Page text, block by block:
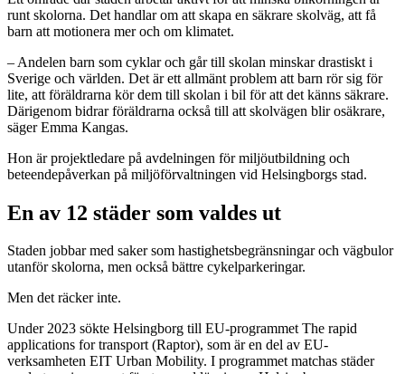
runt skolorna. Det handlar om att skapa en säkrare skolväg, att få
barn att motionera mer och om klimatet.
– Andelen barn som cyklar och går till skolan minskar drastiskt i
Sverige och världen. Det är ett allmänt problem att barn rör sig för
lite, att föräldrarna kör dem till skolan i bil för att det känns säkrare.
Därigenom bidrar föräldrarna också till att skolvägen blir osäkrare,
säger Emma Kangas.
Hon är projektledare på avdelningen för miljöutbildning och
beteendepåverkan på miljöförvaltningen vid Helsingborgs stad.
En av 12 städer som valdes ut
Staden jobbar med saker som hastighetsbegränsningar och vägbulor
utanför skolorna, men också bättre cykelparkeringar.
Men det räcker inte.
Under 2023 sökte Helsingborg till EU-programmet The rapid
applications for transport (Raptor), som är en del av EU-
verksamheten EIT Urban Mobility. I programmet matchas städer